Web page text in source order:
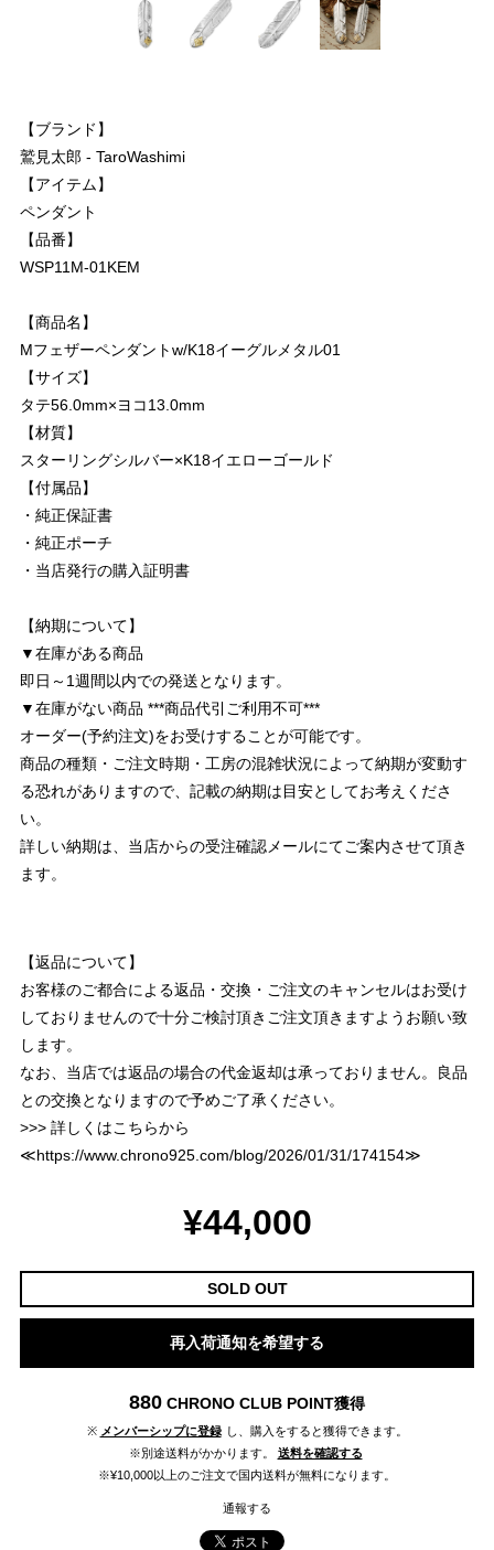
【ブランド】
鷲見太郎 - TaroWashimi
【アイテム】
ペンダント
【品番】
WSP11M-01KEM
【商品名】
Mフェザーペンダントw/K18イーグルメタル01
【サイズ】
タテ56.0mm×ヨコ13.0mm
【材質】
スターリングシルバー×K18イエローゴールド
【付属品】
・純正保証書
・純正ポーチ
・当店発行の購入証明書
【納期について】
▼在庫がある商品
即日～1週間以内での発送となります。
▼在庫がない商品 ***商品代引ご利用不可***
オーダー(予約注文)をお受けすることが可能です。
商品の種類・ご注文時期・工房の混雑状況によって納期が変動す
る恐れがありますので、記載の納期は目安としてお考えくださ
い。
詳しい納期は、当店からの受注確認メールにてご案内させて頂き
ます。
【返品について】
お客様のご都合による返品・交換・ご注文のキャンセルはお受け
しておりませんので十分ご検討頂きご注文頂きますようお願い致
します。
なお、当店では返品の場合の代金返却は承っておりません。良品
との交換となりますので予めご了承ください。
>>> 詳しくはこちらから
≪https://www.chrono925.com/blog/2026/01/31/174154≫
¥44,000
SOLD OUT
再入荷通知を希望する
880 CHRONO CLUB POINT獲得
※ メンバーシップに登録 し、購入をすると獲得できます。
※別途送料がかかります。
送料を確認する
※¥10,000以上のご注文で国内送料が無料になります。
通報する